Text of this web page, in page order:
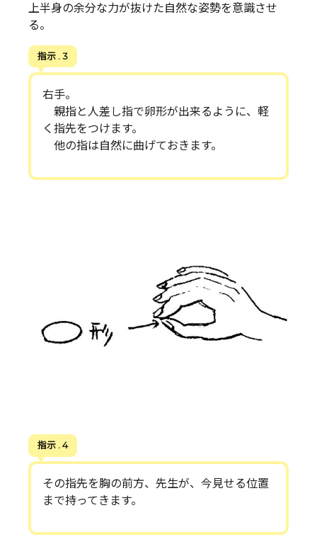
上半身の余分な力が抜けた自然な姿勢を意識させ
る。
指示 . 3
右手。
親指と人差し指で卵形が出来るように、軽
く指先をつけます。
他の指は自然に曲げておきます。
指示 . 4
その指先を胸の前方、先生が、今見せる位置
まで持ってきます。